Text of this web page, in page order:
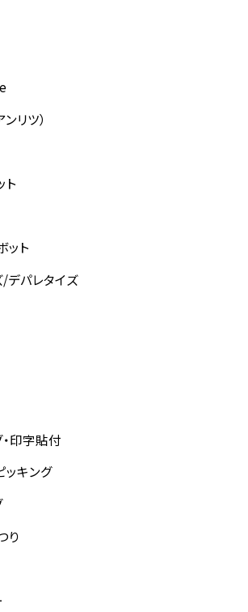
リツ）
ト
ット
/デパレタイズ
印字貼付
ッキング
り